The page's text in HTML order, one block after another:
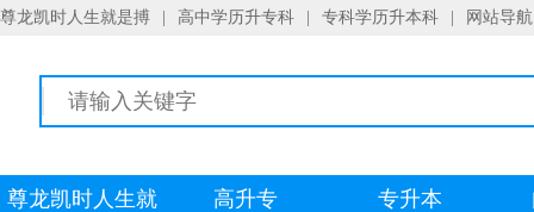
尊龙凯时人生就是搏 高中学历升专科 专科学历升本科 网站导航
尊龙凯时人生就
高升专 专升本